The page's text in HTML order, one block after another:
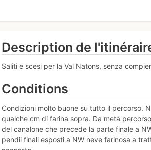
Description de
Saliti e scesi per la Val Natons, senza
Conditions
Condizioni molto buone su tutto il percorso.
qualche cm di farina sopra. Da metà
del canalone che precede la parte finale a
pendii finali esposti a NW neve farinosa a